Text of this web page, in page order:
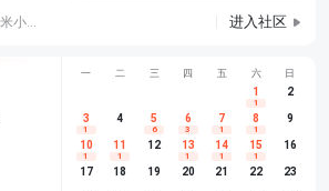
小米汽车官方发布小米小米YU7、SU7及小米SU7 Ultra专属8月购车权益，活动周期为8月1日 0时至8月31日24时，多重购车福利同步上线，覆盖购车礼包、低息金融、智驾保障、老车主复购激励四大板块。 进入社区
尊界V680 上市
享界G9 预售
别克至境L7 预售
埃安
长城H10
深蓝S05
一 二 三 四 五 六 日
1
1
2
3
1
4 5
6
6
3
7
1
8
1
9
10
1
11
1
12 13
1
14
1
15
1
16
17 18 19 20 21 22 23